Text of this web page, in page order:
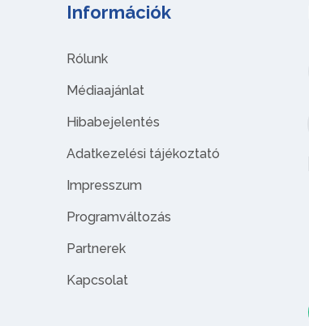
Információk
Rólunk
Médiaajánlat
Hibabejelentés
Adatkezelési tájékoztató
Impresszum
Programváltozás
Partnerek
Kapcsolat